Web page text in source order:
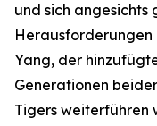
und sich angesichts
Herausforderungen
Yang, der
Generationen
Tigers weiterführen